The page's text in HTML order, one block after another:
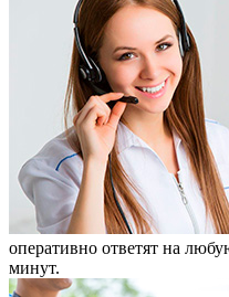
оперативно ответят на
минут.